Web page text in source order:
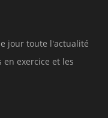
jour toute l'actualité
exercice et les